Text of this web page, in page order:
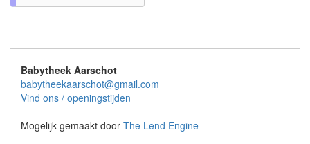
Babytheek Aarschot
babytheekaarschot@gmail.com
Vind ons / openingstijden
Mogelijk gemaakt door The Lend Engine